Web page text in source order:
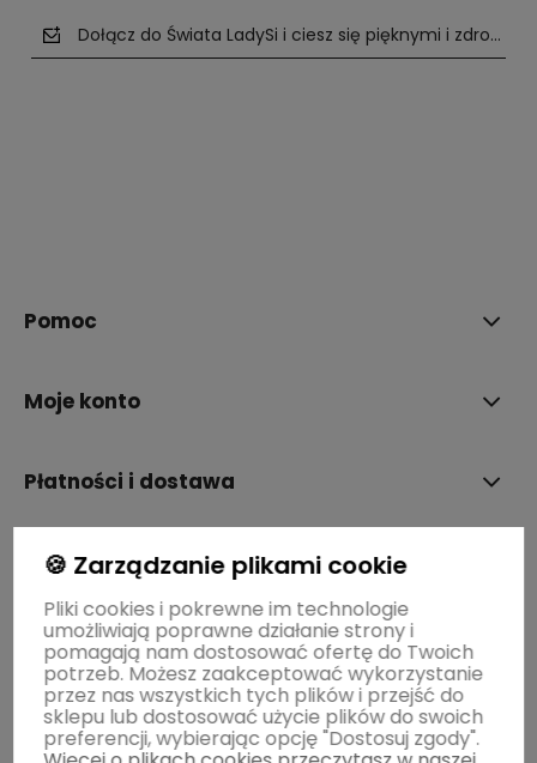
Dołącz do Świata LadySi i ciesz się pięknymi i
Pomoc
Moje konto
Płatności i dostawa
Informacje
O nas
🍪 Zarządzanie plikami cookie
Pliki cookies i pokrewne im technologie
umożliwiają poprawne działanie strony i
pomagają nam dostosować ofertę do Twoich
potrzeb. Możesz zaakceptować wykorzystanie
przez nas wszystkich tych plików i przejść do
sklepu lub dostosować użycie plików do swoich
preferencji, wybierając opcję "Dostosuj zgody".